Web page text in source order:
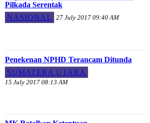
Pilkada Serentak
NASIONAL
27 July 2017 09:40 AM
Penekenan NPHD Terancam Ditunda
SUMATERA UTARA
15 July 2017 08:13 AM